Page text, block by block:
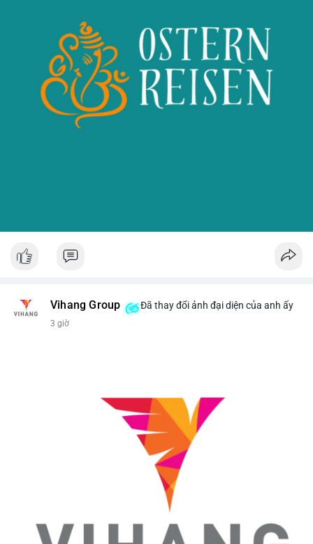
Vihang Group Đã thay đổi ảnh đại diện của anh ấy
3 giờ